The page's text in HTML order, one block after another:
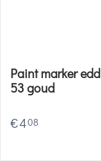
Paint marker
53 goud
€408